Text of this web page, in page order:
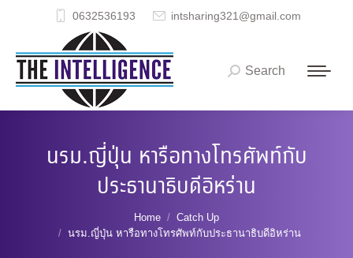
0632536193 intsharing321@gmail.com
Search:
Search
นรม.ญี่ปุ่น หารือทางโทรศัพท์กับ
ประธานาธิบดีอิหร่าน
Home
Catch Up
นรม.ญี่ปุ่น หารือทางโทรศัพท์กับประธานาธิบดีอิหร่าน